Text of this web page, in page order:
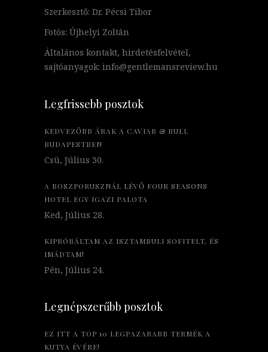
Szerkesztő: Dr. Pécsi Tibor
Fotós: Újhelyi Zoltán
Általános kontakt, hirdetésfelvétel,
sajtóanyagok: info@gentlemansreview.hu
Legfrissebb posztok
KEDVEZŐBB ÁRAK A CAVIAR & BULL
BUDAPESTBEN
Csü, Július 30.
A BOSZPORUSZNÁL LÉVŐ FOUR SEASONS
HOTEL EGY IGAZI PALOTA
Ked, Július 28.
KIPRÓBÁLTAM AZ ISZTAMBULI SOFITELT, ÉS
IMÁDTAM!
Pén, Július 24.
Legnépszerűbb posztok
EZ ITT A TOP 10 LEGPAZARABB TERMÉK A
KUTYA ÉVÉRE!